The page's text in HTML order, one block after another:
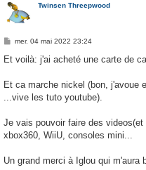
Twinsen Threepwood
M
s
g
mer. 04 mai 2022 23:24
Et voilà: j'ai acheté une carte de
Et ca marche nickel (bon, j'avoue
...vive les tuto youtube).
Je vais pouvoir faire des
xbox360, WiiU, consoles mini...
Un grand merci à Iglou qui m'aura